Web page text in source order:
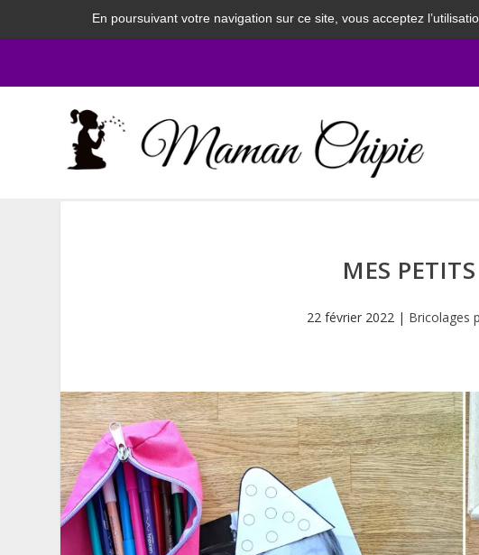
En poursuivant votre navigation sur ce site, vous acceptez
MES
22 février 2022| Bricolages